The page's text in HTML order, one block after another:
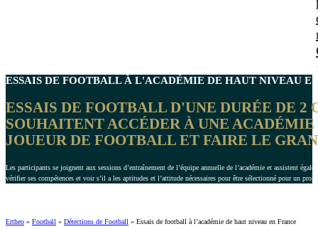
ESSAIS DE FOOTBALL À L'ACADÉMIE DE HAUT NIVEAU
ESSAIS DE FOOTBALL D'UNE DURÉE DE 2
SOUHAITENT ACCÉDER À UNE
JOUEUR DE FOOTBALL ET FAIRE LE
Les participants se joignent aux sessions d’entraînement de l’équipe annuelle de l’académie et assistent
vérifier ses compétences et voir s’il a les aptitudes et l’attitude nécessaires pour être sélectionné pour un
Ertheo » Football » Détections de Football » Essais de football à l’académie de haut niveau en France